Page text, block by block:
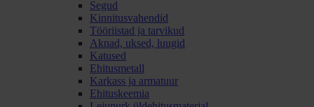
Segud
Kinnitusvahendid
Tööriistad ja tarvikud
Aknad, uksed, luugid
Katused
Ehitusmetall
Karkass ja armatuur
Ehituskeemia